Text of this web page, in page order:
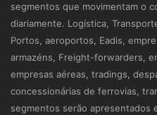
segmentos que movimentam o
diariamente. Logística,
Portos, aeroportos, Eadis,
armazéns, Freight-forwarders,
empresas aéreas, tradings,
concessionárias de ferrovias,
segmentos serão apresentados